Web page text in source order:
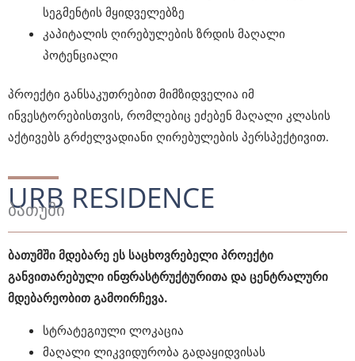
სეგმენტის მყიდველებზე
კაპიტალის ღირებულების ზრდის მაღალი
პოტენციალი
პროექტი განსაკუთრებით მიმზიდველია იმ
ინვესტორებისთვის, რომლებიც ეძებენ მაღალი კლასის
აქტივებს გრძელვადიანი ღირებულების პერსპექტივით.
URB RESIDENCE
ბათუმი
ბათუმში მდებარე ეს საცხოვრებელი პროექტი
განვითარებული ინფრასტრუქტურითა და ცენტრალური
მდებარეობით გამოირჩევა.
სტრატეგიული ლოკაცია
მაღალი ლიკვიდურობა გადაყიდვისას